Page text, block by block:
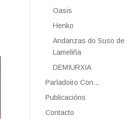
Oasis
Henko
Andanzas do Suso de
Lameliña
DEMIURXIA
Parladoiro Con…
Publicacións
Contacto